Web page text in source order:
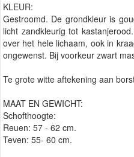
KLEUR:
Gestroomd. De grondkleur is
licht zandkleurig tot
over het hele lichaam, ook in
ongewenst. Bij voorkeur zwart
Te grote witte aftekening aan
MAAT EN GEWICHT:
Schofthoogte:
Reuen: 57 - 62 cm.
Teven: 55- 60 cm.